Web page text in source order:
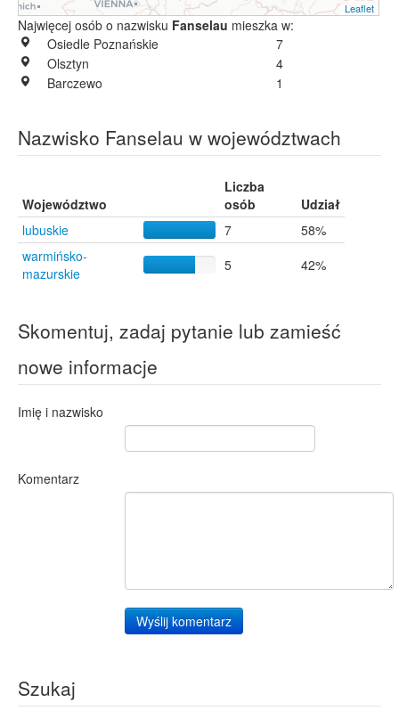
Leaflet
Najwięcej osób o nazwisku Fanselau mieszka w:
Osiedle Poznańskie
7
Olsztyn
4
Barczewo
1
Nazwisko Fanselau w województwach
Województwo
Liczba
osób
Udział
lubuskie
7
58%
warmińsko-
mazurskie
5 42%
Skomentuj, zadaj pytanie lub zamieść
nowe informacje
Imię i nazwisko
Komentarz
Wyślij komentarz
Szukaj